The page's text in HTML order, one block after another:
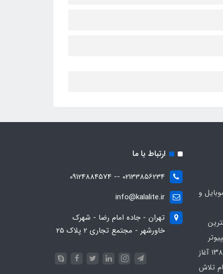
و
در محدوده که کار خود را از سال ۱۳۸۶ آغاز
تلاش
ارتباط با ما
02133856234 -- 09124884574
info@kalalite.ir
تهران - جاده امام رضا - شهرک
خاورشهر - مجتمع تجاری 2 پلاک 25